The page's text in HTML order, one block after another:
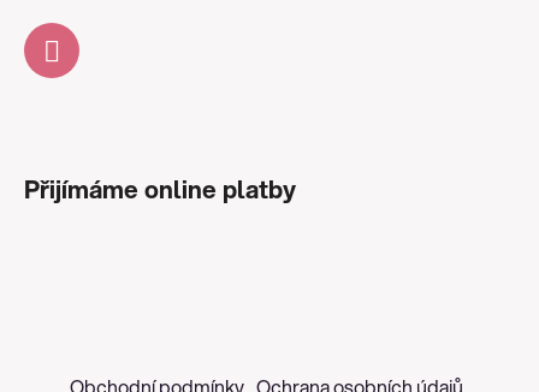
Přijímáme online platby